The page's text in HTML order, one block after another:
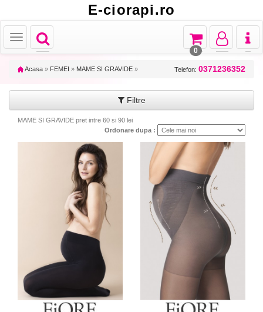
E-ciorapi.ro
Toggle
navigation
Toggle
Toggle
navigation
Toggle
navigation
Toggle
navigation
0
Acasa » FEMEI » MAME SI GRAVIDE » Telefon: 0371236352
Filtre
MAME SI GRAVIDE pret intre 60 si 90 lei
Ordonare dupa :